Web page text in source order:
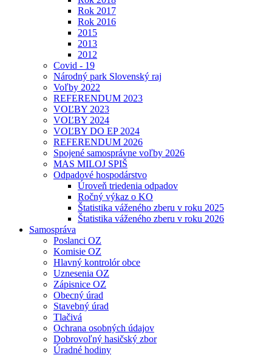
Rok 2017
Rok 2016
2015
2013
2012
Covid - 19
Národný park Slovenský raj
Voľby 2022
REFERENDUM 2023
VOĽBY 2023
VOĽBY 2024
VOĽBY DO EP 2024
REFERENDUM 2026
Spojené samosprávne voľby 2026
MAS MILOJ SPIŠ
Odpadové hospodárstvo
Úroveň triedenia odpadov
Ročný výkaz o KO
Štatistika váženého zberu v roku 2025
Štatistika váženého zberu v roku 2026
Samospráva
Poslanci OZ
Komisie OZ
Hlavný kontrolór obce
Uznesenia OZ
Zápisnice OZ
Obecný úrad
Stavebný úrad
Tlačivá
Ochrana osobných údajov
Dobrovoľný hasičský zbor
Úradné hodiny